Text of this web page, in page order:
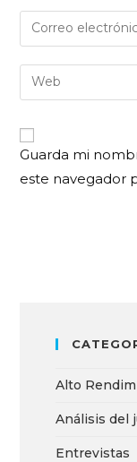
Guarda mi
este navegador
Alto
Análisis del
Entrevistas